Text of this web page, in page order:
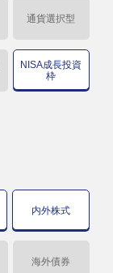
通貨選択型
NISA成長投資
枠
内外株式
海外債券